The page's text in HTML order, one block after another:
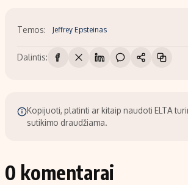
Temos: Jeffrey Epsteinas
Dalintis:
Kopijuoti, platinti ar kitaip naudoti ELTA
sutikimo draudžiama.
0 komentarai